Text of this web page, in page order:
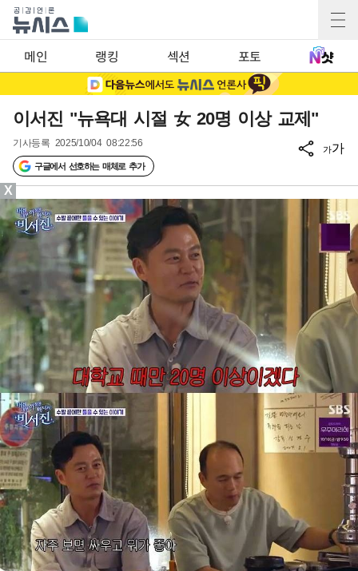
메인 랭킹 섹션 포토
이서진 "뉴욕대 시절 女 20명 이상 교제"
기사등록 2025/10/04 08:22:56
구글에서 선호하는 매체로 추가
가가
X